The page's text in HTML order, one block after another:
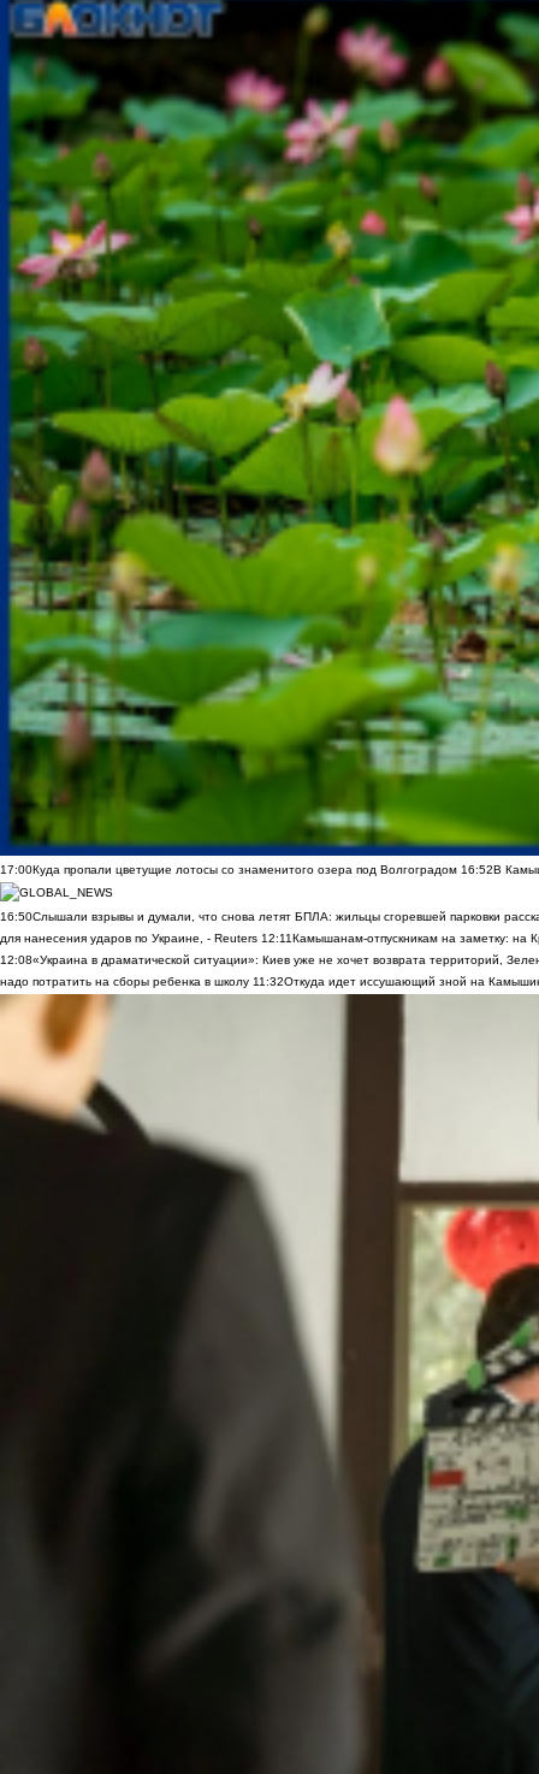
17:00Куда пропали цветущие лотосы со знаменитого озера под Волгоградом 16:52В
16:50Слышали взрывы и думали, что снова летят БПЛА: жильцы сгоревшей парковки
для нанесения ударов по Украине, - Reuters 12:11Камышанам-отпускникам на заметку: на
12:08«Украина в драматической ситуации»: Киев уже не хочет возврата территорий,
надо потратить на сборы ребенка в школу 11:32Откуда идет иссушающий зной на